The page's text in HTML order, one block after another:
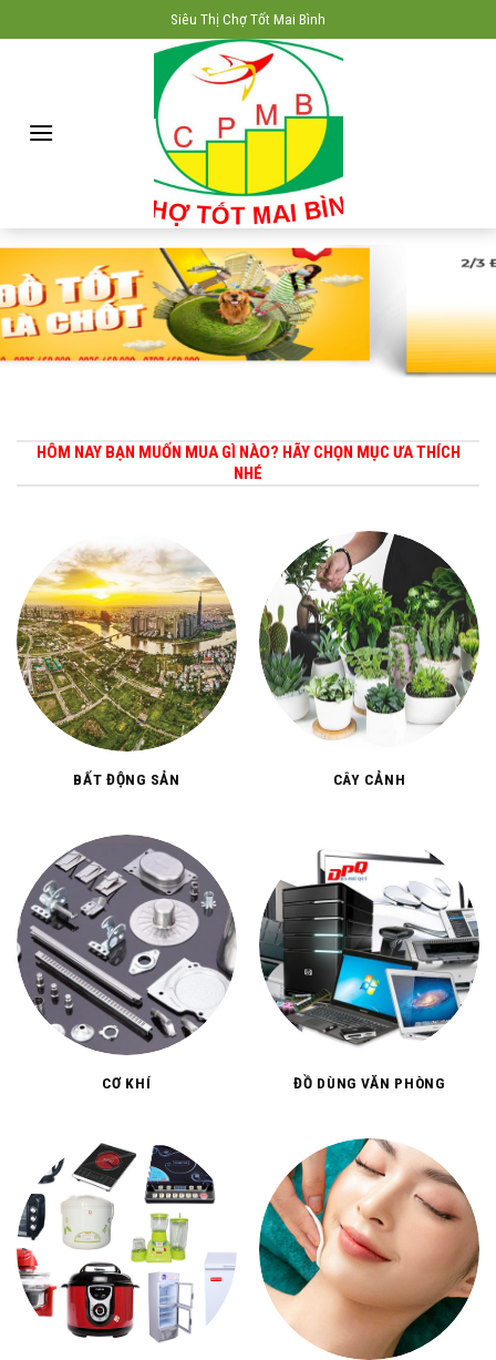
to
Siêu Thị Chợ Tốt Mai Bình
HÔM NAY BẠN MUỐN MUA GÌ NÀO? HÃY CHỌN MỤC ƯA THÍCH
NHÉ
BẤT ĐỘNG SẢN CÂY CẢNH
CƠ KHÍ ĐỒ DÙNG VĂN PHÒNG